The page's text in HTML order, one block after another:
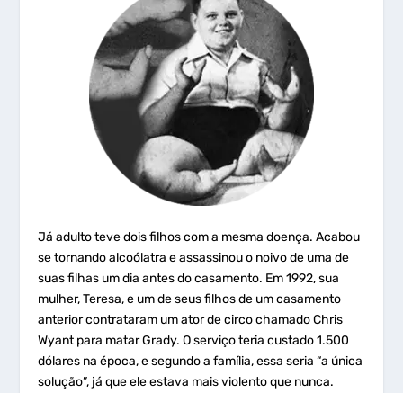
Já adulto teve dois filhos com a mesma doença. Acabou
se tornando alcoólatra e assassinou o noivo de uma de
suas filhas um dia antes do casamento. Em 1992, sua
mulher, Teresa, e um de seus filhos de um casamento
anterior contrataram um ator de circo chamado Chris
Wyant para matar Grady. O serviço teria custado 1.500
dólares na época, e segundo a família, essa seria “a única
solução”, já que ele estava mais violento que nunca.